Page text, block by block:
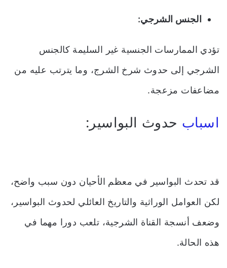
الجنس الشرجي:
تؤدي الممارسات الجنسية غير السليمة كالجنس
الشرجي إلى حدوث شرخ الشرج، وما يترتب عليه من
مضاعفات مزعجة.
اسباب حدوث البواسير:
قد تحدث البواسير في معظم الأحيان دون سبب واضح،
لكن العوامل الوراثية والتاريخ العائلي لحدوث البواسير،
وضعف أنسجة القناة الشرجية، تلعب دورا مهما في
هذه الحالة.